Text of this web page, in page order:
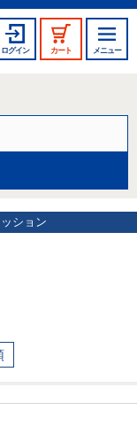
ログイン カート メニュー
ション